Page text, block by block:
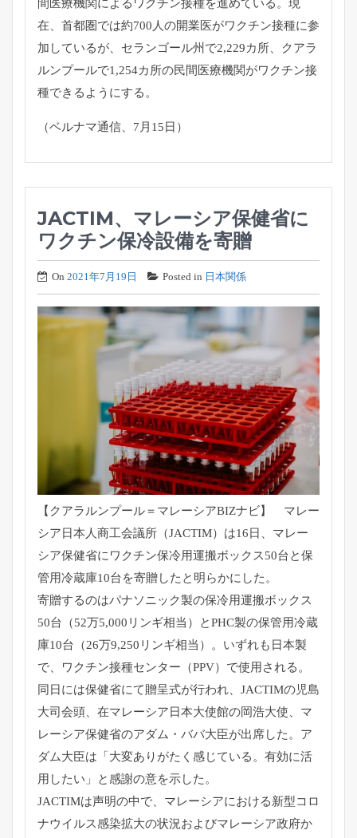
間医療機関によるワクチン接種を進めている。現
在、首都圏では約700人の開業医がワクチン接種に参
加しているが、セランゴール州で2,229カ所、
クアラ
ルンプールで1,254カ所の民間医療機関がワクチン接
種できるようにする。
（ベルナマ通信、7月15日）
JACTIM、マレーシア保健省に
ワクチン保冷設備を寄贈
On 2021年7月19日 Posted in 日本関係
【クアラルンプール＝マレーシアBIZナビ】 マレー
シア日本人商工会議所（JACTIM）は16日、 マレー
シア保健省にワクチン保冷用運搬ボックス50台と保
管用冷蔵庫10台を寄贈したと明らかにした。
寄贈するのはパナソニック製の保冷用運搬ボックス
50台（52万5,000リンギ相当）とPHC製の保管用冷蔵
庫10台（26万9,250リンギ相当）。いずれも日本製
で、
ワクチン接種センター（PPV）で使用される。
同日には保健省にて贈呈式が行われ、 JACTIMの児島
大司会頭、 在マレーシア日本大使館の岡浩大使、マ
レーシア保健省のアダム・ ババ大臣が出席した。ア
ダム大臣は「大変ありがたく感じている。 有効に活
用したい」と感謝の意を示した。
JACTIMは声明の中で、 マレーシアにおける新型コロ
ナウイルス感染拡大の状況およびマレーシア政府か